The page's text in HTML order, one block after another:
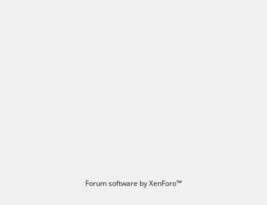
Forum software by XenForo™